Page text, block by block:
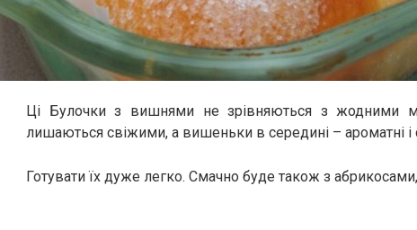
Ці Булочки з вишнями не зрівняються з жодними
лишаються свіжими, а вишеньки в середині – ароматні і
Готувати їх дуже легко. Смачно буде також з